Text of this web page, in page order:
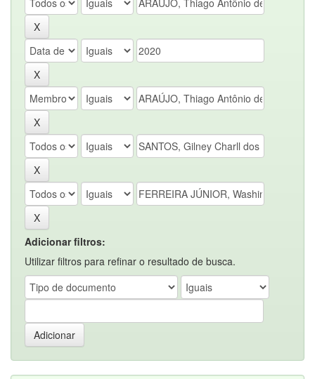
Adicionar filtros:
Utilizar filtros para refinar o resultado de busca.